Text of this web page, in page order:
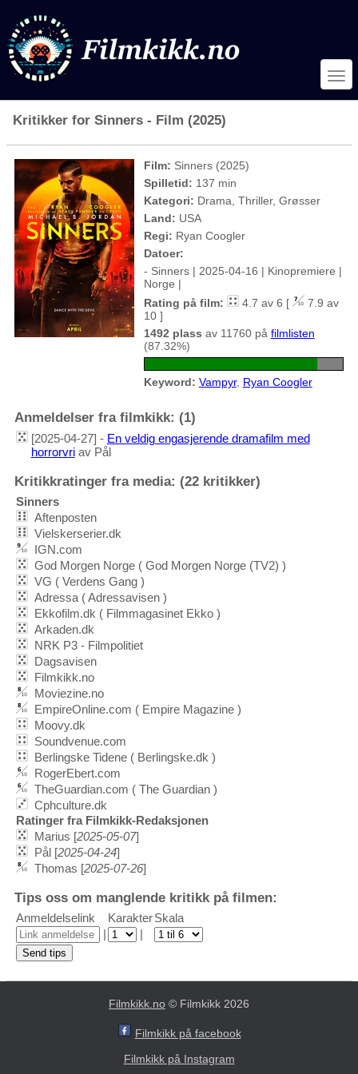
Kritikker for Sinners - Film (2025)
Film: Sinners (2025)
Spilletid: 137 min
Kategori: Drama, Thriller, Grøsser
Land: USA
Regi: Ryan Coogler
Datoer:
- Sinners | 2025-04-16 | Kinopremiere |
Norge |
Rating på film:
4.7 av 6 [
7.9 av
10 ]
1492 plass av 11760 på filmlisten
(87.32%)
Keyword: Vampyr, Ryan Coogler
Anmeldelser fra filmkikk: (1)
[2025-04-27] - En veldig engasjerende dramafilm med
horrorvriav Pål
Kritikkratinger fra media: (22 kritikker)
Sinners
Aftenposten
Vielskerserier.dk
IGN.com
God Morgen Norge ( God Morgen Norge (TV2) )
VG ( Verdens Gang )
Adressa ( Adressavisen )
Ekkofilm.dk ( Filmmagasinet Ekko )
Arkaden.dk
NRK P3 - Filmpolitiet
Dagsavisen
Filmkikk.no
Moviezine.no
EmpireOnline.com ( Empire Magazine )
Moovy.dk
Soundvenue.com
Berlingske Tidene ( Berlingske.dk )
RogerEbert.com
TheGuardian.com ( The Guardian )
Cphculture.dk
Ratinger fra Filmkikk-Redaksjonen
Marius [2025-05-07]
Pål [2025-04-24]
Thomas [2025-07-26]
Tips oss om manglende kritikk på filmen:
Anmeldelselink KarakterSkala
|
|
Filmkikk.no © Filmkikk 2026
Filmkikk på facebook
Filmkikk på Instagram